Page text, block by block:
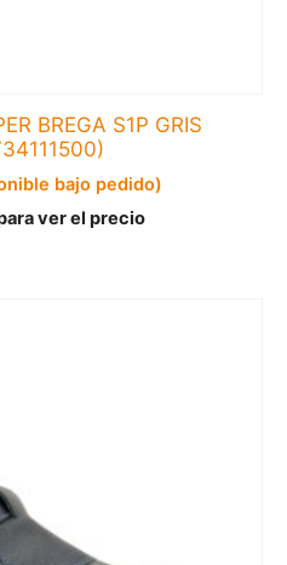
BREGA S1P GRIS
bajo pedido)
ver el precio